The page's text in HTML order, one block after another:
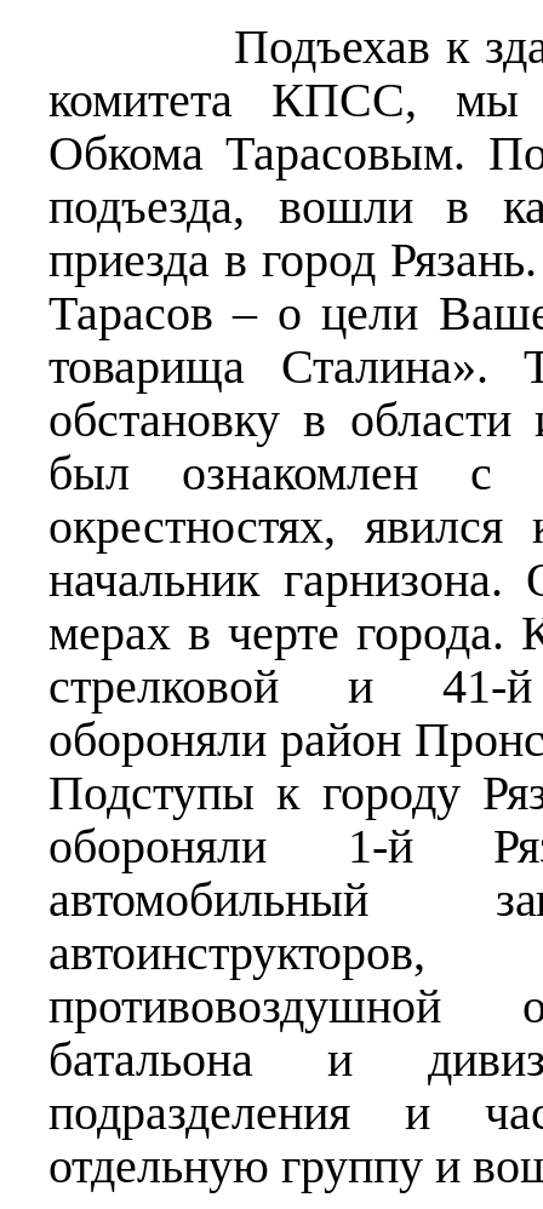
Подъехав к
комитета КПСС, мы
Обкома Тарасовым.
подъезда, вошли в
приезда в город
Тарасов – о цели
товарища Сталина».
обстановку в
был ознакомлен с
окрестностях,
начальник
мерах в черте города.
стрелковой и 41-й
обороняли район
Подступы к городу
обороняли 1-й
автомобильный
батальона и
подразделения и
отдельную группу и